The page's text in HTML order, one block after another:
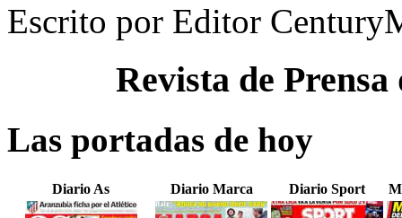
Escrito por Editor
Revista de
Las portadas de hoy
Diario As Diario Marca Diario Sport